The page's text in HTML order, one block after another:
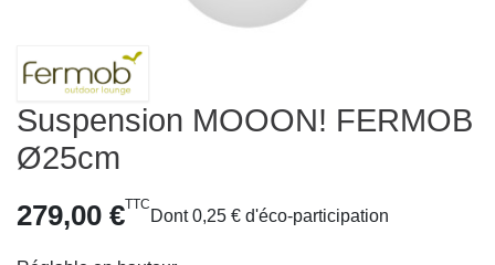
Suspension MOOON! FERMOB
Ø25cm
279,00 €TTC
Dont 0,25 € d'éco-participation